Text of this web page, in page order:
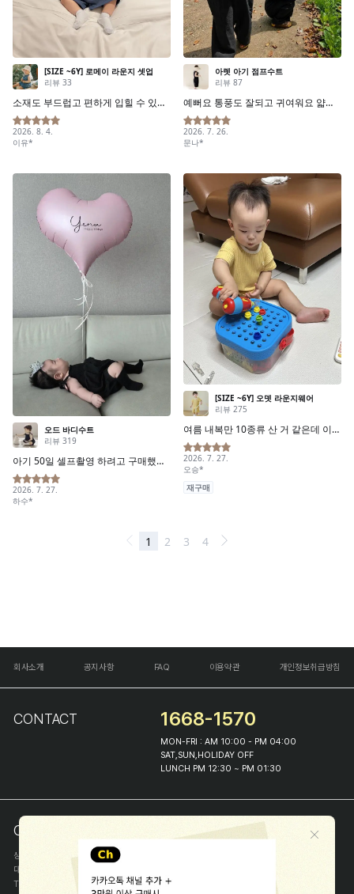
회사소개 공지사항 FAQ 이용약관 개인정보취급방침
CONTACT 1668-1570
MON-FRI : AM 10:00 - PM 04:00
SAT,SUN,HOLIDAY OFF
LUNCH PM 12:30 ~ PM 01:30
COMPANY INFO
상호
(주)해피프린스
대표
TEL
1668-1570